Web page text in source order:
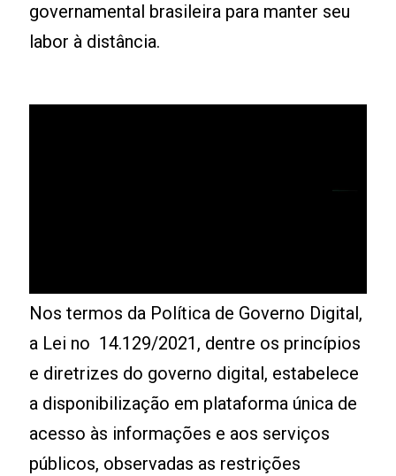
governamental brasileira para manter seu
labor à distância.
Nos termos da Política de Governo Digital,
a Lei no 14.129/2021, dentre os princípios
e diretrizes do governo digital, estabelece
a disponibilização em plataforma única de
acesso às informações e aos serviços
públicos, observadas as restrições